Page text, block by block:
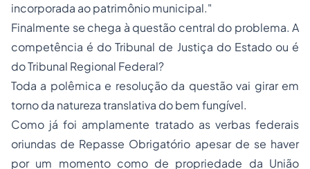
incorporada ao patrimônio municipal."
Finalmente se chega à questão central do problema. A
competência é do Tribunal de Justiça do Estado ou é
do Tribunal Regional Federal?
Toda a polêmica e resolução da questão vai girar em
torno da natureza translativa do bem fungível.
Como já foi amplamente tratado as verbas federais
oriundas de Repasse Obrigatório apesar de se haver
por um momento como de propriedade da União